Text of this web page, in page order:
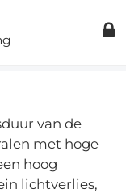
van de
met hoge
hoog
lichtverlies,